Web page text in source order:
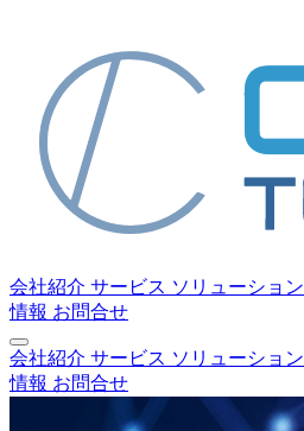
会社紹介 サービス ソリューション
情報 お問合せ
会社紹介 サービス ソリューション
情報 お問合せ